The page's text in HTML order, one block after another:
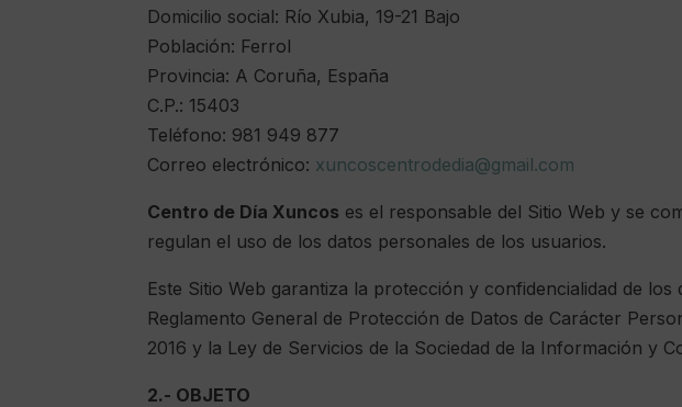
Domicilio social: Río Xubia, 19-21 Bajo
Población: Ferrol
Provincia: A Coruña, España
C.P.: 15403
Teléfono: 981 949 877
Correo electrónico: xuncoscentrodedia@gmail.com
Centro de Día Xuncos es el responsable del Sitio Web y se
regulan el uso de los datos personales de los usuarios.
Este Sitio Web garantiza la protección y confidencialidad de
Reglamento General de Protección de Datos de Carácter
2016 y la Ley de Servicios de la Sociedad de la Información y
2.- OBJETO